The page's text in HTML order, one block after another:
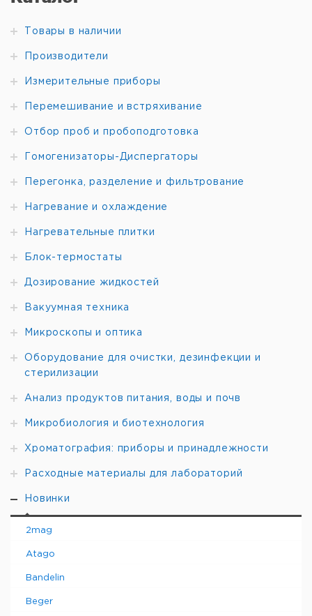
Товары в наличии
Производители
Измерительные приборы
Перемешивание и встряхивание
Отбор проб и пробоподготовка
Гомогенизаторы-Диспергаторы
Перегонка, разделение и фильтрование
Нагревание и охлаждение
Нагревательные плитки
Блок-термостаты
Дозирование жидкостей
Вакуумная техника
Микроскопы и оптика
Оборудование для очистки, дезинфекции и
стерилизации
Анализ продуктов питания, воды и почв
Микробиология и биотехнология
Хроматография: приборы и принадлежности
Расходные материалы для лабораторий
Новинки
2mag
Atago
Bandelin
Beger
PID3400X-
PID3400-